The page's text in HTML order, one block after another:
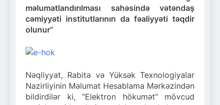
məlumatlandırılması sahəsində vətəndaş
cəmiyyəti institutlarının da fəaliyyəti təqdir
olunur”
Nəqliyyat, Rabitə və Yüksək Texnologiyalar
Nazirliyinin Məlumat Hesablama Mərkəzindən
bildirdilər ki, “Elektron hökumət” mövcud